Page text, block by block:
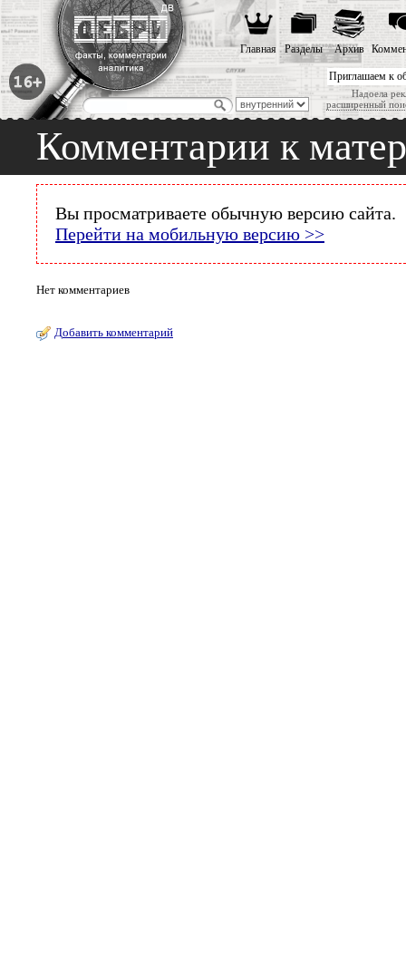
Приглашаем к
Надоела
расширенный
Главная Разделы Архив
Комментарии к
Вы просматриваете обычную версию сайта.
Перейти на мобильную версию >>
Нет комментариев
Добавить комментарий